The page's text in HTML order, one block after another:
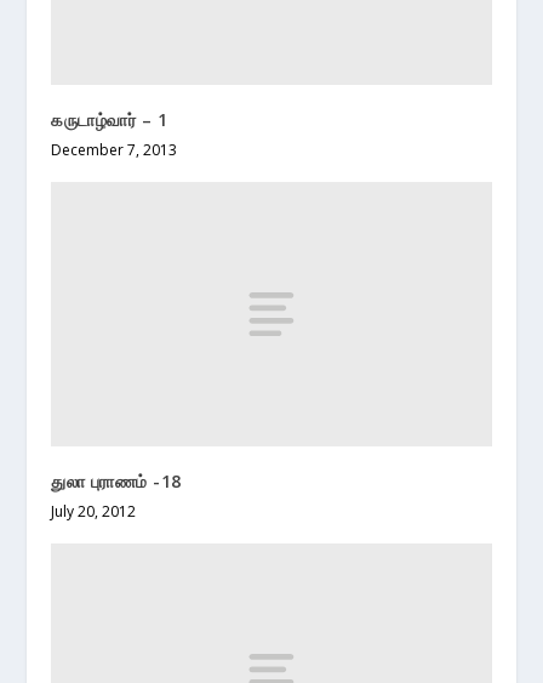
கருடாழ்வார் – 1
December 7, 2013
துலா புராணம் -18
July 20, 2012